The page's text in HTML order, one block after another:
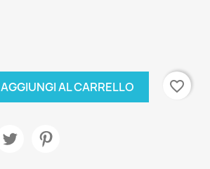
AGGIUNGI AL CARRELLO favorite_border